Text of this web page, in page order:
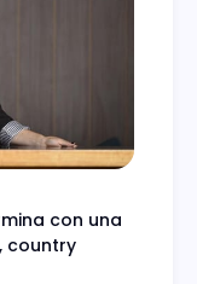
con una
country